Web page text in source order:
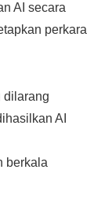
AI secara
perkara
dilarang
AI
berkala